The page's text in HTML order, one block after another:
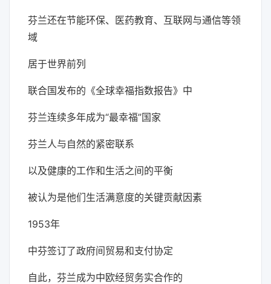
芬兰还在节能环保、医药教育、互联网与通信等领
域
居于世界前列
联合国发布的《全球幸福指数报告》中
芬兰连续多年成为“最幸福”国家
芬兰人与自然的紧密联系
以及健康的工作和生活之间的平衡
被认为是他们生活满意度的关键贡献因素
1953年
中芬签订了政府间贸易和支付协定
自此，芬兰成为中欧经贸务实合作的